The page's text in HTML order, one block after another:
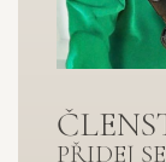
PŘIDEJ